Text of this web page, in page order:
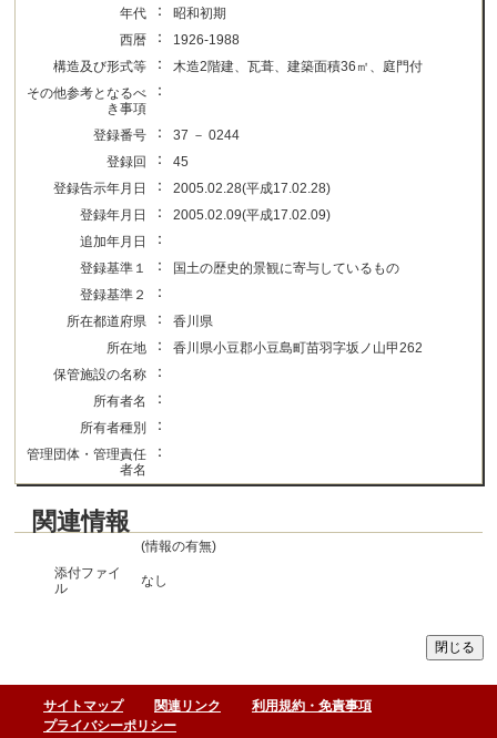
年代
：
昭和初期
西暦
：
1926-1988
構造及び形式等
：
木造2階建、瓦葺、建築面積36㎡、庭門付
その他参考となるべ
き事項
：
登録番号 ：
37 － 0244
登録回
：
45
登録告示年月日
：
2005.02.28(平成17.02.28)
登録年月日
：
2005.02.09(平成17.02.09)
追加年月日
：
登録基準１ ：
国土の歴史的景観に寄与しているもの
登録基準２
：
所在都道府県 ：
香川県
所在地
：
香川県小豆郡小豆島町苗羽字坂ノ山甲262
保管施設の名称
：
所有者名 ：
所有者種別 ：
管理団体・管理責任
者名
：
関連情報
(情報の有無)
添付ファイ
ル
なし
サイトマップ 関連リンク
利用規約・免責事項
プライバシーポリシー